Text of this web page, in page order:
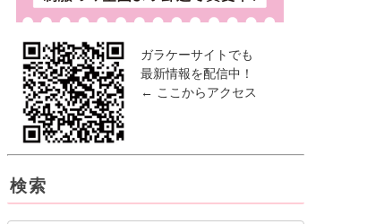
ガラケーサイトでも
最新情報を配信中！
← ここからアクセス
検索